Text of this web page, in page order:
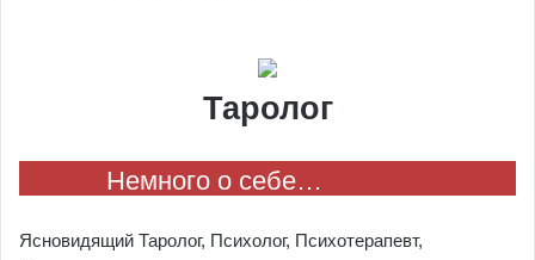
Таролог
Немного о себе…
Ясновидящий Таролог, Психолог, Психотерапевт,